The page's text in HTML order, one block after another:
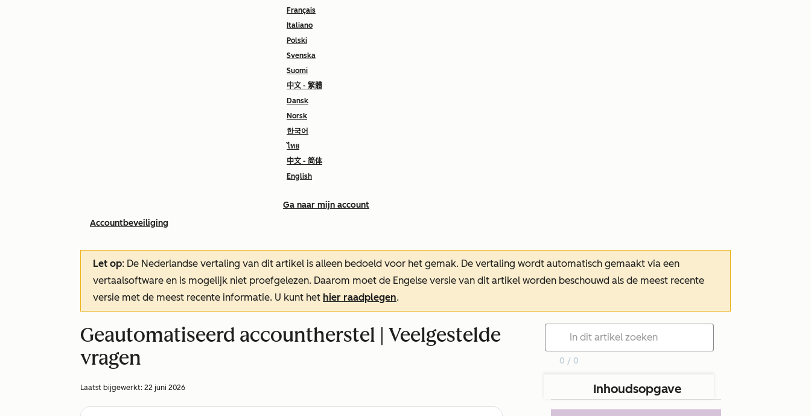
Français
Italiano
Polski
Svenska
Suomi
中文 - 繁體
Dansk
Norsk
한국어
ไทย
中文 - 简体
English
Ga naar mijn account
Accountbeveiliging
Let op: De Nederlandse vertaling van dit artikel is alleen bedoeld voor het gemak. De vertaling wordt automatisch gemaakt via een
vertaalsoftware en is mogelijk niet proefgelezen. Daarom moet de Engelse versie van dit artikel worden beschouwd als de meest recente
versie met de meest recente informatie. U kunt het hier raadplegen.
Geautomatiseerd accountherstel | Veelgestelde
vragen
Laatst bijgewerkt: 22 juni 2026
0 / 0
Inhoudsopgave